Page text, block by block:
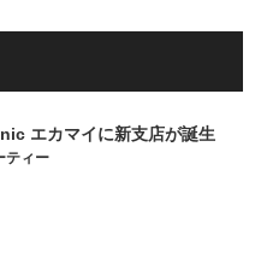
エカマイに新支店が誕生
ティー